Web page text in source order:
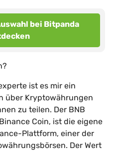
bei Bitpanda
ist es mir ein
über Kryptowährungen
zu teilen. Der BNB
Coin, ist die eigene
Plattform, einer der
Der Wert